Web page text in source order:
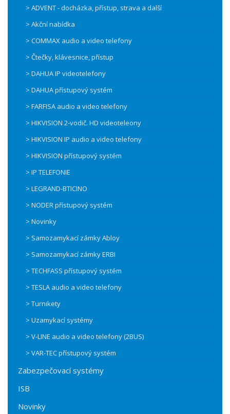
> ADVENT - docházka, přístup, strava a další
> Akční nabídka
> COMMAX audio a video telefony
> Čtečky, klávesnice, přístup
> DAHUA IP videotelefony
> DAHUA přístupový systém
> FARFISA audio a video telefony
> HIKVISION 2-vodič. HD videoteleony
> HIKVISION IP audio a video telefony
> HIKVISION přístupový systém
> IP TELEFONIE
> LEGRAND-BTICINO
> NODER přístupový systém
> Novinky
> Samozamykací zámky Abloy
> Samozamykací zámky ERBI
> TECHFASS přístupový systém
> TESLA audio a video telefony
> Turnikety
> Uzamykací systémy
> V-LINE audio a video telefony (2BUS)
> VAR-TEC přístupový systém
Zabezpečovací systémy
ISB
Novinky